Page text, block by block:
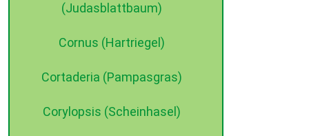
(Judasblattbaum)
Cornus (Hartriegel)
Cortaderia (Pampasgras)
Corylopsis (Scheinhasel)